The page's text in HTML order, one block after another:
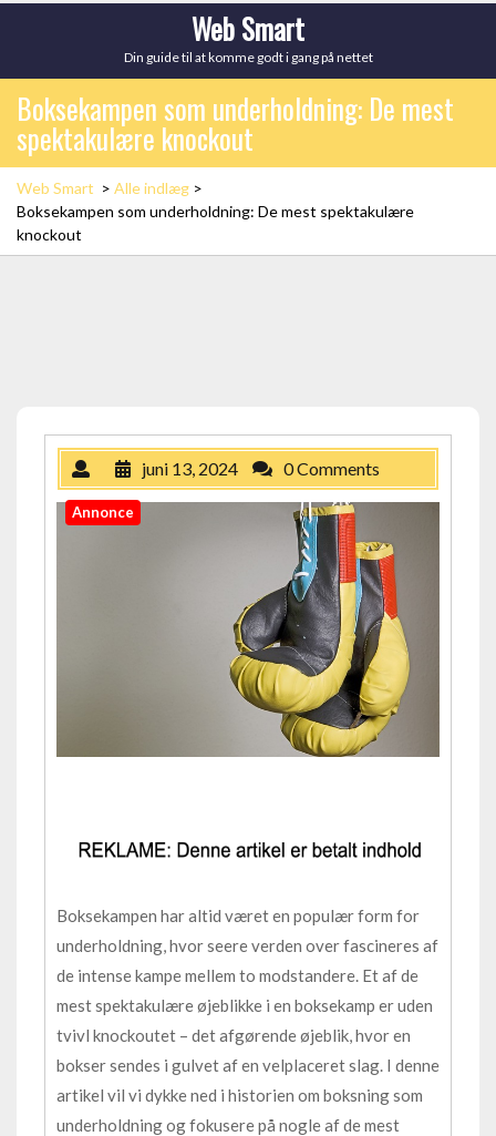
Web Smart
Din guide til at komme godt i gang på nettet
Boksekampen som underholdning: De mest
spektakulære knockout
Web Smart > Alle indlæg >
Boksekampen som underholdning: De mest spektakulære
knockout
juni 13, 2024 0 Comments
Annonce
Boksekampen har altid været en populær form for
underholdning, hvor seere verden over fascineres af
de intense kampe mellem to modstandere. Et af de
mest spektakulære øjeblikke i en boksekamp er uden
tvivl knockoutet – det afgørende øjeblik, hvor en
bokser sendes i gulvet af en velplaceret slag. I denne
artikel vil vi dykke ned i historien om boksning som
underholdning og fokusere på nogle af de mest